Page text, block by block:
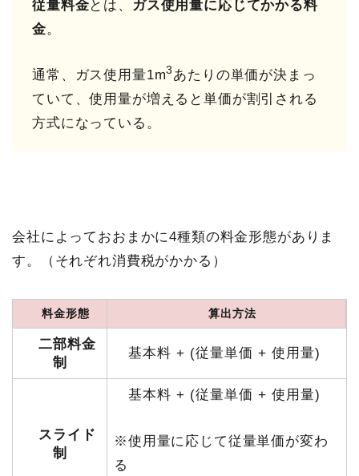
従量料金とは、
ガス使用量に応じてかかる料
金。
通常、ガス使用量1m3あたりの単価が決まっ
ていて、使用量が増えると単価が割引される
方式になっている。
会社によっておおまかに4種類の料金形態がありま
す。（それぞれ消費税がかかる）
料金形態 算出方法
二部料金
制
基本料 + (従量単価 + 使用量)
スライド
制
基本料 + (従量単価 + 使用量)
※使用量に応じて従量単価が変わ
る